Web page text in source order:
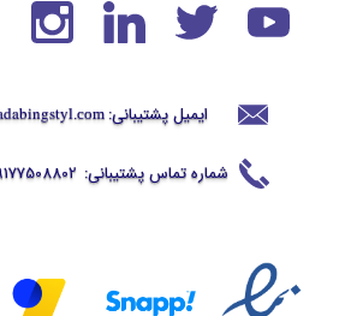
ایمیل پشتیبانی: .com
شماره تماس پشتیبانی: